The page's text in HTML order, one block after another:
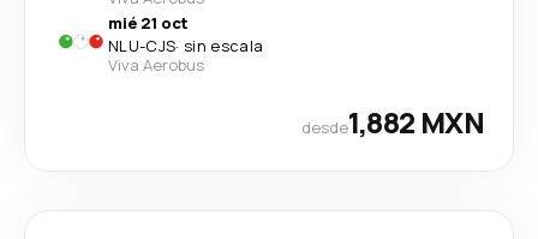
mié 21 oct
NLU-CJS· sin escala
Viva Aerobus
desde1,882 MXN